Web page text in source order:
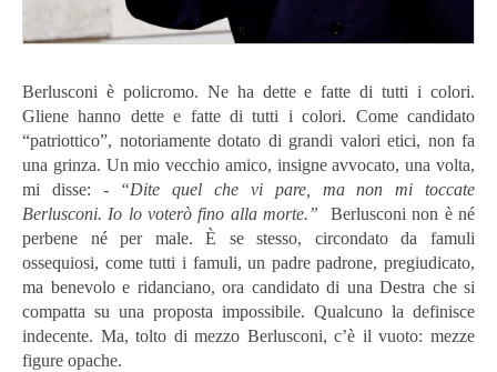
Berlusconi è policromo. Ne ha dette e fatte di tutti i colori.
Gliene hanno dette e fatte di tutti i colori. Come candidato
“patriottico”, notoriamente dotato di grandi valori etici, non fa
una grinza. Un mio vecchio amico, insigne avvocato, una volta,
mi disse: - “Dite quel che vi pare, ma non mi toccate
Berlusconi. Io lo voterò fino alla morte.”
Berlusconi non è né
perbene né per male. È se stesso, circondato da famuli
ossequiosi, come tutti i famuli, un padre padrone, pregiudicato,
ma benevolo e ridanciano, ora candidato di una Destra che si
compatta su una proposta impossibile. Qualcuno la definisce
indecente. Ma, tolto di mezzo Berlusconi, c’è il vuoto: mezze
figure opache.